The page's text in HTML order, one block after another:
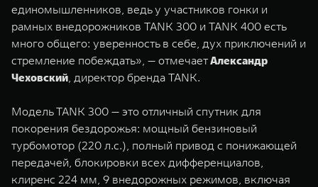
от 6 449 000 ₽ от 8 099
единомышленников, ведь у участников гонки и
рамных внедорожников TANK 300 и TANK 400 есть
много общего: уверенность в себе, дух приключений и
стремление побеждать», — отмечаетАлександр
Чеховский, директор бренда TANK.
Модель TANK 300 — это отличный спутник для
покорения бездорожья: мощный бензиновый
турбомотор (220 л.с.), полный привод с понижающей
передачей, блокировки всех дифференциалов,
клиренс 224 мм, 9 внедорожных режимов, включая